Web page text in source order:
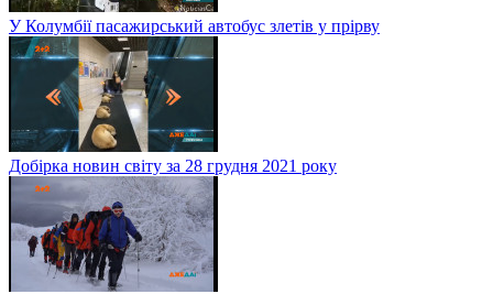
У Колумбії пасажирський автобус злетів у прірву
Добірка новин світу за 28 грудня 2021 року